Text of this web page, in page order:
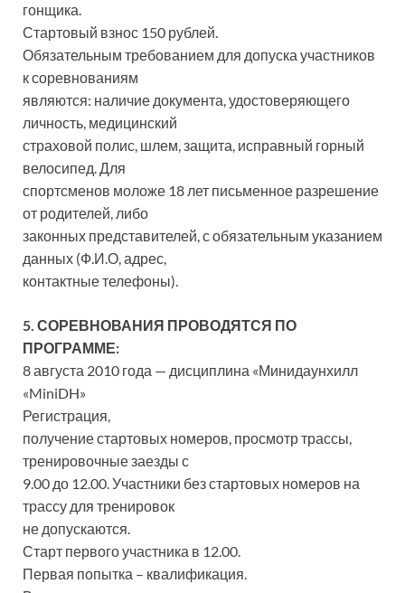
гонщика.
Стартовый взнос 150 рублей.
Обязательным требованием для допуска участников
к соревнованиям
являются: наличие документа, удостоверяющего
личность, медицинский
страховой полис, шлем, защита, исправный горный
велосипед. Для
спортсменов моложе 18 лет письменное разрешение
от родителей, либо
законных представителей, с обязательным указанием
данных (Ф.И.О, адрес,
контактные телефоны).
5. СОРЕВНОВАНИЯ ПРОВОДЯТСЯ ПО
ПРОГРАММЕ:
8 августа 2010 года — дисциплина «Минидаунхилл
«MiniDH»
Регистрация,
получение стартовых номеров, просмотр трассы,
тренировочные заезды с
9.00 до 12.00. Участники без стартовых номеров на
трассу для тренировок
не допускаются.
Старт первого участника в 12.00.
Первая попытка – квалификация.